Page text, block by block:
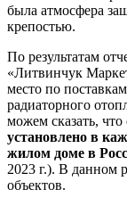
была атмосфера
крепостью.
По результатам
«Литвинчук
место по
радиаторного
можем сказать,
установлено в
жилом доме в
2023 г.). В данном
объектов.